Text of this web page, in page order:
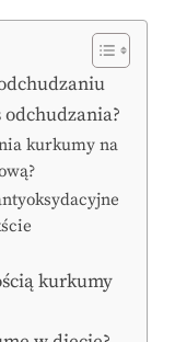
kurkumy na
kurkumy